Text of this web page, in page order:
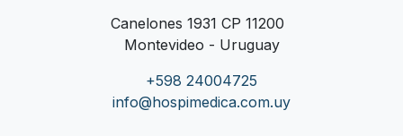
Canelones 1931 CP 11200
Montevideo - Uruguay
+598 24004725
info@hospimedica.com.uy